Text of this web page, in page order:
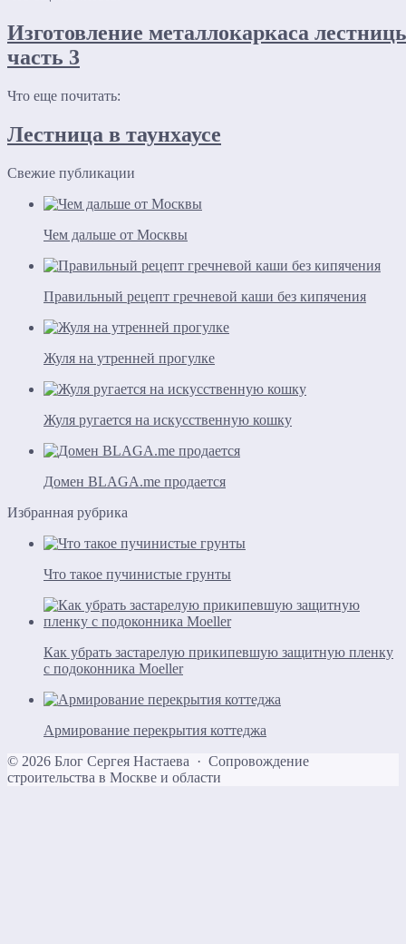
Изготовление металлокаркаса
часть 3
Что еще почитать:
Лестница в таунхаусе
Свежие публикации
Чем дальше от Москвы
Правильный рецепт гречневой каши без кипячения
Жуля на утренней прогулке
Жуля ругается на искусственную кошку
Домен BLAGA.me продается
Избранная рубрика
Что такое пучинистые грунты
Как убрать застарелую прикипевшую защитную пленку
с подоконника Moeller
Армирование перекрытия коттеджа
© 2026 Блог Сергея Настаева · Сопровождение
строительства в Москве и области